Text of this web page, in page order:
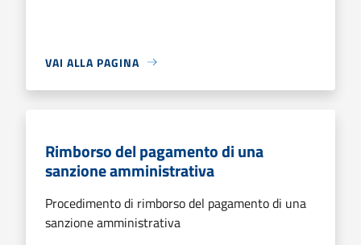
VAI ALLA PAGINA
Rimborso del pagamento di una
sanzione amministrativa
Procedimento di rimborso del pagamento di una
sanzione amministrativa